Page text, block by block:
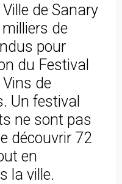
de Sanary
de
pour
du Festival
de
Un festival
ne sont pas
découvrir 72
en
la ville.